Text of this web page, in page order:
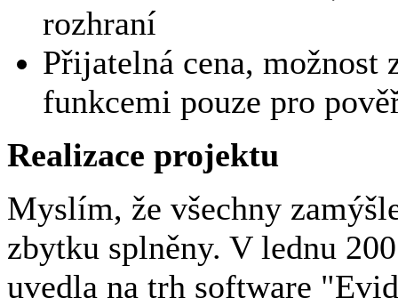
rozhraní
Přijatelná cena, možnost
funkcemi pouze pro
Realizace projektu
Myslím, že všechny
zbytku splněny. V lednu
uvedla na trh software